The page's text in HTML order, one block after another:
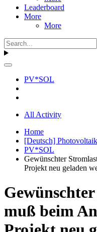
Leaderboard
More
More
PV*SOL
All Activity
Home
[Deutsch] Photovoltaik
PV*SOL
Gewünschter
Projekt neu geladen
muß beim